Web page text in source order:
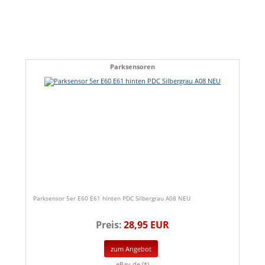
Parksensoren
Parksensor 5er E60 E61 hinten PDC Silbergrau A08 NEU
Preis:28,95 EUR
zum Angebot